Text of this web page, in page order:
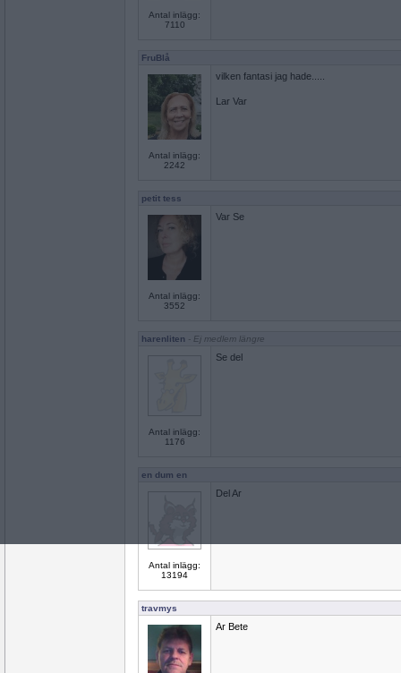
Antal inlägg:
7110
FruBlå
Antal inlägg:
2242
vilken fantasi jag hade.....
Lar Var
petit tess
Antal inlägg:
3552
Var Se
harenliten - Ej medlem längre
Antal inlägg:
1176
Se del
en dum en
Antal inlägg:
13194
Del Ar
travmys
Ar Bete